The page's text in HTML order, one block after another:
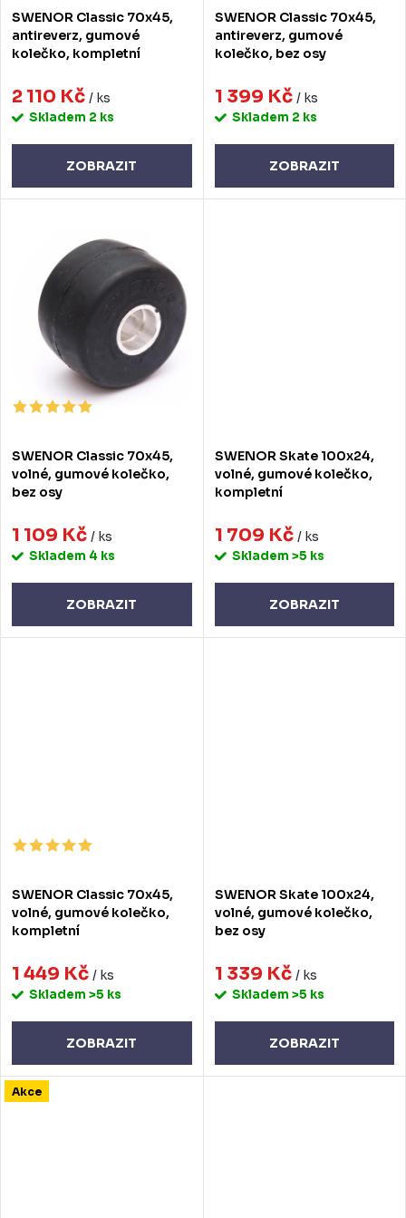
u
k
t
ů
d
u
k
SWENOR Classic 70x45,
antireverz, gumové
kolečko, kompletní
2 110 Kč / ks
Skladem 2 ks
ZOBRAZIT
SWENOR Classic 70x45,
antireverz, gumové
kolečko, bez osy
1 399 Kč / ks
Skladem 2 ks
ZOBRAZIT
SWENOR Classic 70x45,
volné, gumové kolečko,
bez osy
1 109 Kč / ks
Skladem 4 ks
ZOBRAZIT
SWENOR Skate 100x24,
volné, gumové kolečko,
kompletní
1 709 Kč / ks
Skladem >5 ks
ZOBRAZIT
SWENOR Classic 70x45,
volné, gumové kolečko,
kompletní
1 449 Kč / ks
Skladem >5 ks
ZOBRAZIT
SWENOR Skate 100x24,
volné, gumové kolečko,
bez osy
1 339 Kč / ks
Skladem >5 ks
ZOBRAZIT
Akce